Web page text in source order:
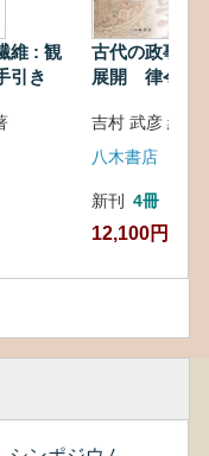
維 : 観
引き
古代の政事と
展開 律令・
吉村 武彦 編集
八木書店
新刊 4冊
12,100円